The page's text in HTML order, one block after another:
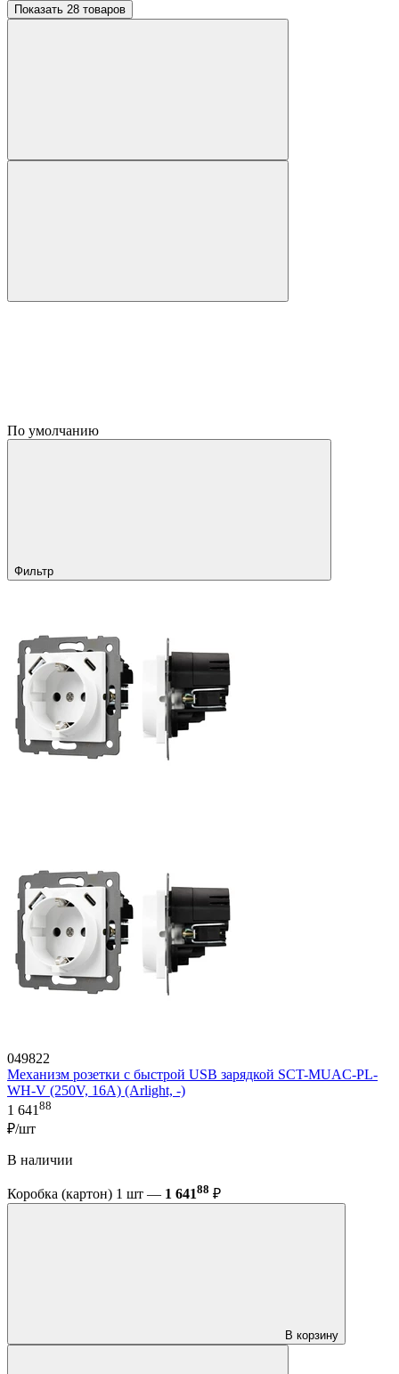
Показать 28 товаров
По умолчанию
Фильтр
049822
Механизм розетки с быстрой USB зарядкой SCT-MUAC-PL-
WH-V (250V, 16A) (Arlight, -)
1 641 88
₽/шт
В наличии
Коробка (картон) 1 шт — 1 64188 ₽
В корзину